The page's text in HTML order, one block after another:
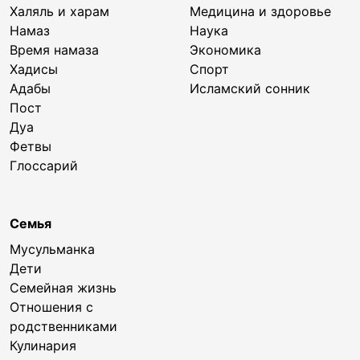
Халяль и харам
Намаз
Время намаза
Хадисы
Адабы
Пост
Дуа
Фетвы
Глоссарий
Медицина и здоровье
Наука
Экономика
Спорт
Исламский сонник
Семья
Мусульманка
Дети
Семейная жизнь
Отношения с
родственниками
Кулинария